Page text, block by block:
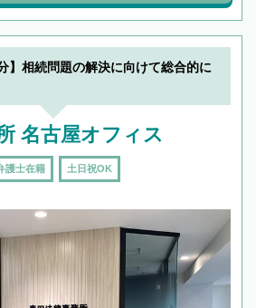
】相続問題の解決に向けて総合的に
名古屋オフィス
護士在籍 土日祝OK